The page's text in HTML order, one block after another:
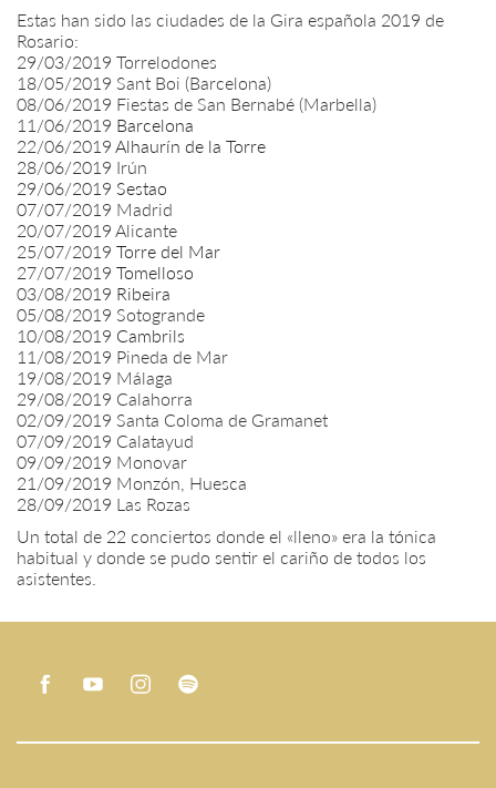
Estas han sido las ciudades de la Gira española 2019 de
Rosario:
29/03/2019 Torrelodones
18/05/2019 Sant Boi (Barcelona)
08/06/2019 Fiestas de San Bernabé (Marbella)
11/06/2019 Barcelona
22/06/2019 Alhaurín de la Torre
28/06/2019 Irún
29/06/2019 Sestao
07/07/2019 Madrid
20/07/2019 Alicante
25/07/2019 Torre del Mar
27/07/2019 Tomelloso
03/08/2019 Ribeira
05/08/2019 Sotogrande
10/08/2019 Cambrils
11/08/2019 Pineda de Mar
19/08/2019 Málaga
29/08/2019 Calahorra
02/09/2019 Santa Coloma de Gramanet
07/09/2019 Calatayud
09/09/2019 Monovar
21/09/2019 Monzón, Huesca
28/09/2019 Las Rozas
Un total de 22 conciertos donde el «lleno» era la tónica
habitual y donde se pudo sentir el cariño de todos los
asistentes.